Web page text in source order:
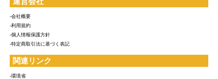
-会社概要
-利用規約
-個人情報保護方針
-特定商取引法に基づく表記
関連リンク
-環境省